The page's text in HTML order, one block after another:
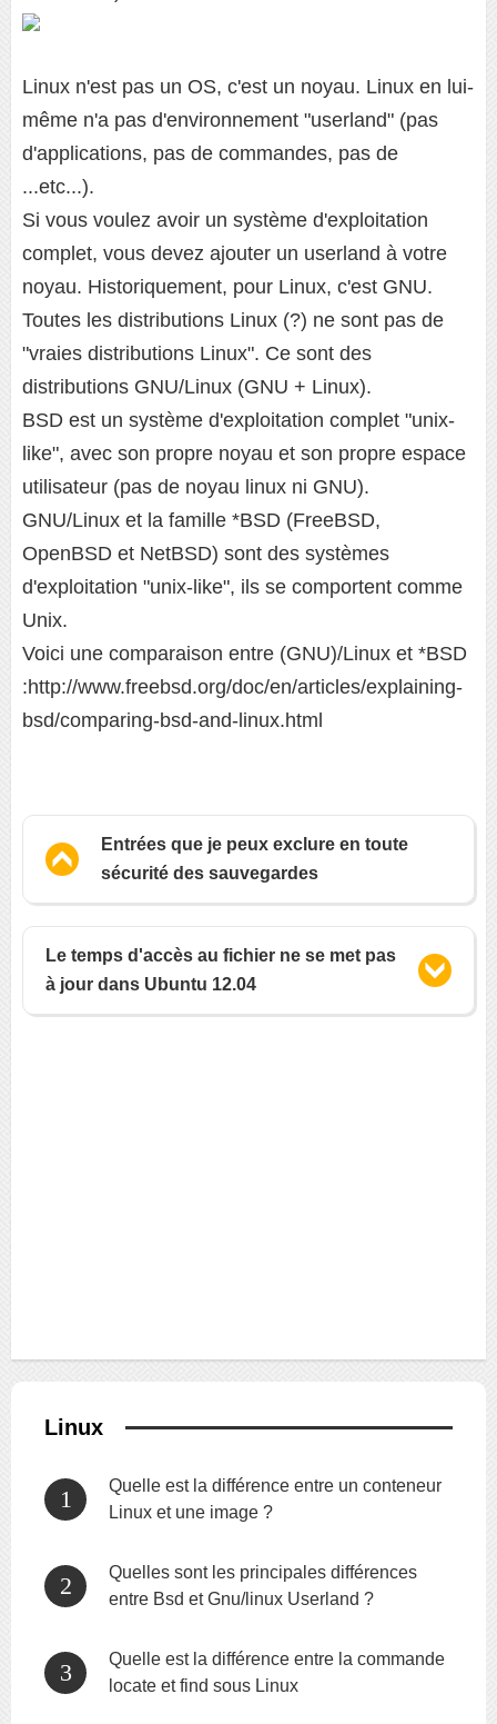
Linux n'est pas un OS, c'est un noyau. Linux en lui-
même n'a pas d'environnement "userland" (pas
d'applications, pas de commandes, pas de
...etc...).
Si vous voulez avoir un système d'exploitation
complet, vous devez ajouter un userland à votre
noyau. Historiquement, pour Linux, c'est GNU.
Toutes les distributions Linux (?) ne sont pas de
"vraies distributions Linux". Ce sont des
distributions GNU/Linux (GNU + Linux).
BSD est un système d'exploitation complet "unix-
like", avec son propre noyau et son propre espace
utilisateur (pas de noyau linux ni GNU).
GNU/Linux et la famille *BSD (FreeBSD,
OpenBSD et NetBSD) sont des systèmes
d'exploitation "unix-like", ils se comportent comme
Unix.
Voici une comparaison entre (GNU)/Linux et *BSD
:http://www.freebsd.org/doc/en/articles/explaining-
bsd/comparing-bsd-and-linux.html
Entrées que je peux exclure en toute
sécurité des sauvegardes
Le temps d'accès au fichier ne se met pas
à jour dans Ubuntu 12.04
Linux
Quelle est la différence entre un conteneur
Linux et une image ?
Quelles sont les principales différences
entre Bsd et Gnu/linux Userland ?
Quelle est la différence entre la commande
locate et find sous Linux